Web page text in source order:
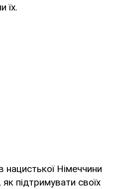
їх.
нацистької Німеччини
підтримувати своїх